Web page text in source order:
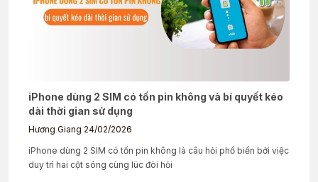
iPhone dùng 2 SIM có tốn pin không và bí quyết kéo
dài thời gian sử dụng
Hương Giang 24/02/2026
iPhone dùng 2 SIM có tốn pin không là câu hỏi phổ biến bởi việc
duy trì hai cột sóng cùng lúc đòi hỏi